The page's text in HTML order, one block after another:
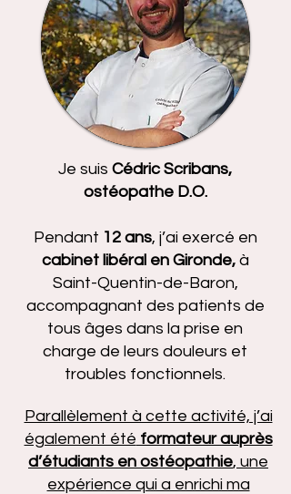
Je suis Cédric Scribans,
ostéopathe D.O.
Pendant 12 ans, j’ai exercé en
cabinet libéral en Gironde,à
Saint-Quentin-de-Baron,
accompagnant des patients de
tous âges dans la prise en
charge de leurs douleurs et
troubles fonctionnels.
Parallèlement à cette activité, j’ai
également été formateur auprès
d’étudiants en ostéopathie, une
expérience qui a enrichi ma